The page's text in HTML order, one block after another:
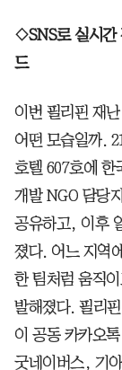
◇SNS로 실시간
드
이번 필리핀 재
어떤 모습일까.
호텔 607호에 한
개발 NGO 담당
공유하고, 이후
졌다. 어느 지역
한 팀처럼 움직
발해졌다. 필리
이 공동 카카오
굿네이버스, 기